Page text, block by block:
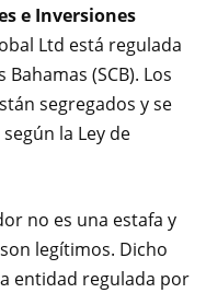
e Inversiones
Ltd está regulada
(SCB). Los
segregados y se
la Ley de
no es una estafa y
legítimos. Dicho
entidad regulada por